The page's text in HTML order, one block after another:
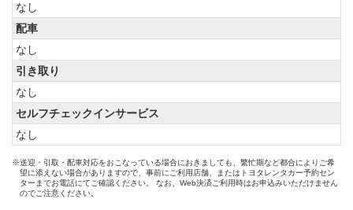
なし
配車
なし
引き取り
なし
セルフチェックインサービス
なし
※送迎・引取・配車対応をおこなっている場合におきましても、繁忙期など都合によりご希
望に添えない場合がありますので、事前にご利用店舗、またはトヨタレンタカー予約セン
ターまでお電話にてご確認ください。 なお、Web決済ご利用時はお申込みいただけません
のでご注意ください。